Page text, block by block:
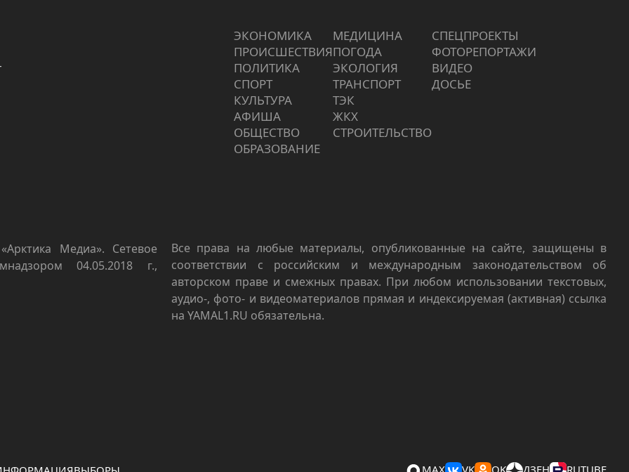
ЭКОНОМИКА
ПРОИCШЕСТВИЯ
ПОЛИТИКА
СПОРТ
КУЛЬТУРА
АФИША
ОБЩЕСТВО
ОБРАЗОВАНИЕ
МЕДИЦИНА
ПОГОДА
ЭКОЛОГИЯ
ТРАНСПОРТ
ТЭК
ЖКХ
СТРОИТЕЛЬСТВО
СПЕЦПРОЕКТЫ
ФОТОРЕПОРТАЖИ
ВИДЕО
ДОСЬЕ
Медиа». Сетевое
04.05.2018 г.,
Все права на любые материалы, опубликованные на сайте, защищены в
соответствии с российским и международным законодательством об
авторском праве и смежных правах. При любом использовании текстовых,
аудио-, фото- и видеоматериалов прямая и индексируемая (активная) ссылка
на YAMAL1.RU обязательна.
MAX VK OK ДЗЕН RUTUBE